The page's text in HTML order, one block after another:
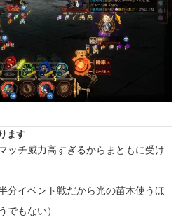
ます
ッチ威力高すぎるからまともに受け
分イベント戦だから光の苗木使うほ
でもない）